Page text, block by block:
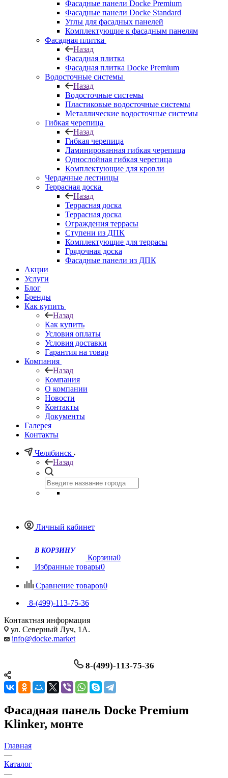
Фасадные панели Docke Premium
Фасадные панели Docke Standard
Углы для фасадных панелей
Комплектующие к фасадным панелям
Фасадная плитка
Назад
Фасадная плитка
Фасадная плитка Docke Premium
Водосточные системы
Назад
Водосточные системы
Пластиковые водосточные системы
Металлические водосточные системы
Гибкая черепица
Назад
Гибкая черепица
Ламинированная гибкая черепица
Однослойная гибкая черепица
Комплектующие для кровли
Чердачные лестницы
Террасная доска
Назад
Террасная доска
Террасная доска
Ограждения террасы
Ступени из ДПК
Комплектующие для террасы
Грядочная доска
Фасадные панели из ДПК
Акции
Услуги
Блог
Бренды
Как купить
Назад
Как купить
Условия оплаты
Условия доставки
Гарантия на товар
Компания
Назад
Компания
О компании
Новости
Контакты
Документы
Галерея
Контакты
Челябинск
Назад
Личный кабинет
Корзина0
Избранные товары0
Сравнение товаров0
8-(499)-113-75-36
Контактная информация
ул. Северный Луч, 1А.
info@docke.market
8-(499)-113-75-36
Фасадная панель Docke Premium
Klinker, монте
Главная
—
Каталог
—